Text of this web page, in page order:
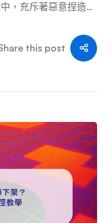
，充斥著惡意捏造、
慌亂地按下「檢舉」
方一封冷冰冰的
函正式下架」的完整
是提供可直接複製貼
及在失敗後如何進行
移除誹謗內
述」的角力，而非單
——什麼是 YouTube
必須先建立一個關
this post